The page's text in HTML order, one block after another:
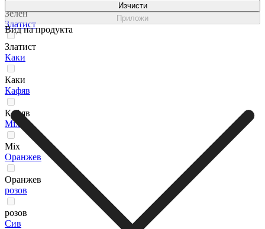
Зелен
Златист
Златист
Каки
Каки
Кафяв
Кафяв
Мix
Мix
Оранжев
Оранжев
розов
розов
Сив
Изчисти
Приложи
Вид на продукта